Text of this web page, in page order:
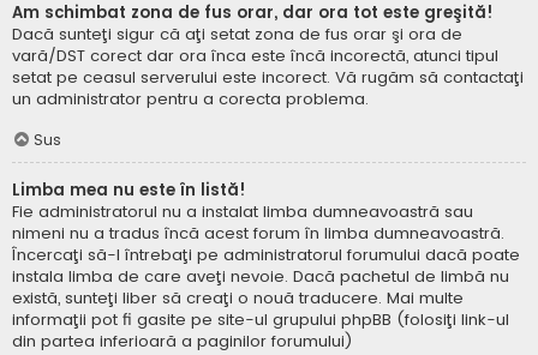
Am schimbat zona de fus orar, dar ora tot este greşită!
Dacă sunteţi sigur că aţi setat zona de fus orar şi ora de
vară/DST corect dar ora înca este încă incorectă, atunci tipul
setat pe ceasul serverului este incorect. Vă rugăm să contactaţi
un administrator pentru a corecta problema.
Sus
Limba mea nu este în listă!
Fie administratorul nu a instalat limba dumneavoastră sau
nimeni nu a tradus încă acest forum în limba dumneavoastră.
Încercaţi să-l întrebaţi pe administratorul forumului dacă poate
instala limba de care aveţi nevoie. Dacă pachetul de limbă nu
există, sunteţi liber să creaţi o nouă traducere. Mai multe
informaţii pot fi gasite pe site-ul grupului phpBB (folosiţi link-ul
din partea inferioară a paginilor forumului)